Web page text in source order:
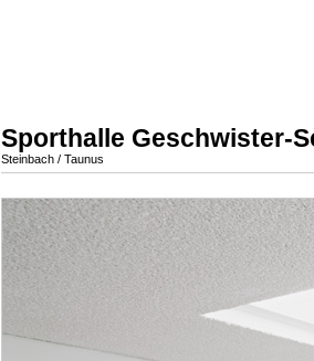
Sporthalle Geschwister-
Steinbach / Taunus